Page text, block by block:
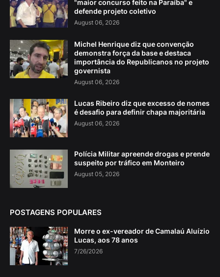
"maior concurso feito na Paraíba" e
defende projeto coletivo
August 06, 2026
Michel Henrique diz que convenção
demonstra força da base e destaca
importância do Republicanos no projeto
governista
August 06, 2026
Lucas Ribeiro diz que excesso de nomes
é desafio para definir chapa majoritária
August 06, 2026
Polícia Militar apreende drogas e prende
suspeito por tráfico em Monteiro
August 05, 2026
POSTAGENS POPULARES
Morre o ex-vereador de Camalaú Aluízio
Lucas, aos 78 anos
7/26/2026